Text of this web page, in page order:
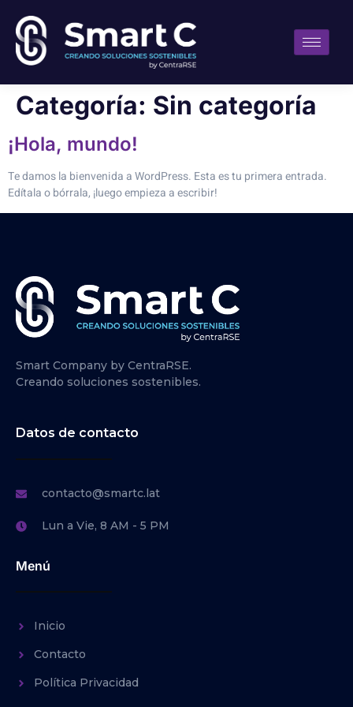
Categoría: Sin categoría
¡Hola, mundo!
Te damos la bienvenida a WordPress. Esta es tu primera entrada.
Edítala o bórrala, ¡luego empieza a escribir!
Smart Company by CentraRSE.
Creando soluciones sostenibles.
Datos de contacto
contacto@smartc.lat
Lun a Vie, 8 AM - 5 PM
Menú
Inicio
Contacto
Política Privacidad